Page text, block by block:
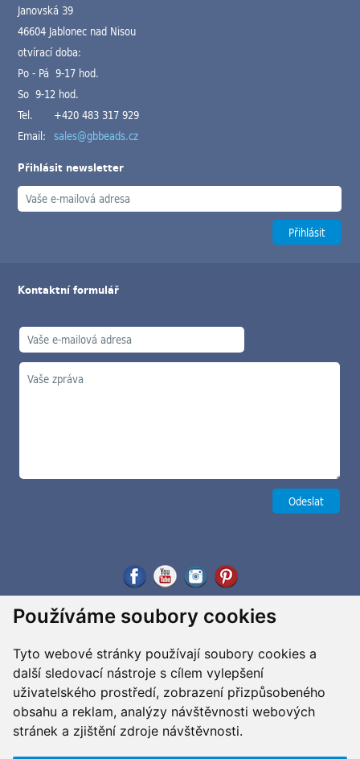
Používáme soubory cookies
Tyto webové stránky používají soubory cookies a
další sledovací nástroje s cílem vylepšení
uživatelského prostředí, zobrazení přizpůsobeného
obsahu a reklam, analýzy návštěvnosti webových
stránek a zjištění zdroje návštěvnosti.
Janovská 39
46604 Jablonec nad Nisou
otvírací doba:
Po - Pá 9-17 hod.
So 9-12 hod.
Tel.
+420 483 317 929
Email: sales@gbbeads.cz
Přihlásit newsletter
Kontaktní formulář